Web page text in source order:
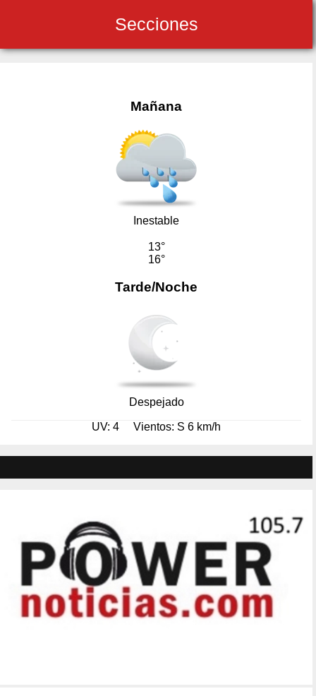
Secciones
Mañana
Inestable
13°
16°
Tarde/Noche
Despejado
UV: 4 Vientos: S 6 km/h